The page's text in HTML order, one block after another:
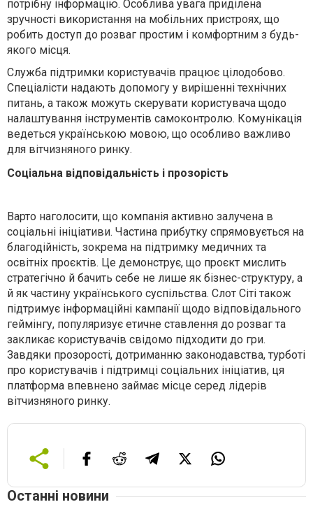
потрібну інформацію. Особлива увага приділена
зручності використання на мобільних пристроях, що
робить доступ до розваг простим і комфортним з будь-
якого місця.
Служба підтримки користувачів працює цілодобово.
Спеціалісти надають допомогу у вирішенні технічних
питань, а також можуть скерувати користувача щодо
налаштування інструментів самоконтролю. Комунікація
ведеться українською мовою, що особливо важливо
для вітчизняного ринку.
Соціальна відповідальність і прозорість
Варто наголосити, що компанія активно залучена в
соціальні ініціативи. Частина прибутку спрямовується на
благодійність, зокрема на підтримку медичних та
освітніх проєктів. Це демонструє, що проєкт мислить
стратегічно й бачить себе не лише як бізнес-структуру, а
й як частину українського суспільства. Слот Сіті також
підтримує інформаційні кампанії щодо відповідального
геймінгу, популяризує етичне ставлення до розваг та
закликає користувачів свідомо підходити до гри.
Завдяки прозорості, дотриманню законодавства, турботі
про користувачів і підтримці соціальних ініціатив, ця
платформа впевнено займає місце серед лідерів
вітчизняного ринку.
Останні новини